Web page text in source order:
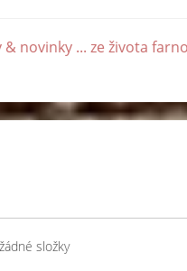
novinky ... ze života
složky